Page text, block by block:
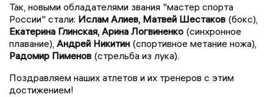
Так, новыми обладателями звания "мастер спорта
России" стали: Ислам Алиев, Матвей Шестаков (бокс),
Екатерина Глинская, Арина Логвиненко (синхронное
плавание), Андрей Никитин (спортивное метание ножа),
Радомир Пименов (стрельба из лука).
Поздравляем наших атлетов и их тренеров с этим
достижением!